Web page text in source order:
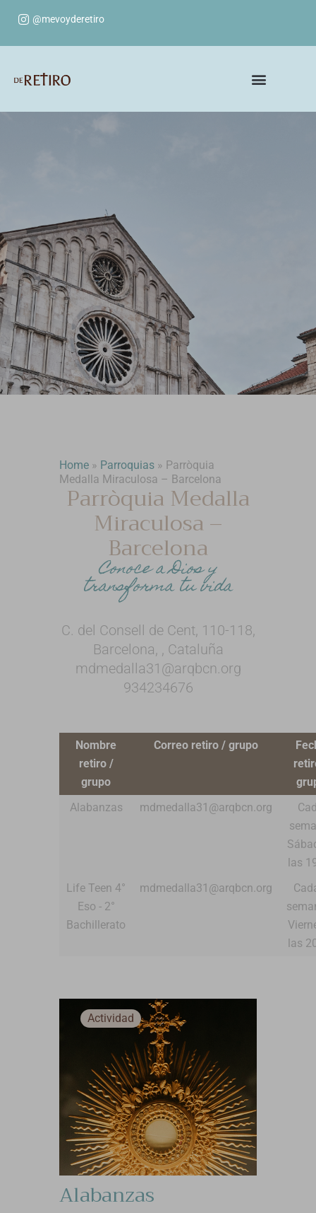
@mevoyderetiro
Home » Parroquias » Parròquia
Medalla Miraculosa – Barcelona
Parròquia Medalla
Miraculosa –
Barcelona
Conoce a Dios y
transforma tu vida
C. del Consell de Cent, 110-118,
Barcelona, , Cataluña
mdmedalla31@arqbcn.org
934234676
Nombre
retiro /
grupo
Correo retiro / grupo
Alabanzas
mdmedalla31@arqbcn.org
las
Life Teen 4°
Eso - 2°
Bachillerato
mdmedalla31@arqbcn.org
las
Actividad
Alabanzas